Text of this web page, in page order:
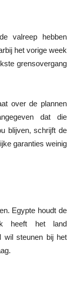
valreep hebben
het vorige week
grensovergang
over de plannen
dat die
blijven, schrijft de
garanties weinig
Egypte houdt de
heeft het land
wil steunen bij het